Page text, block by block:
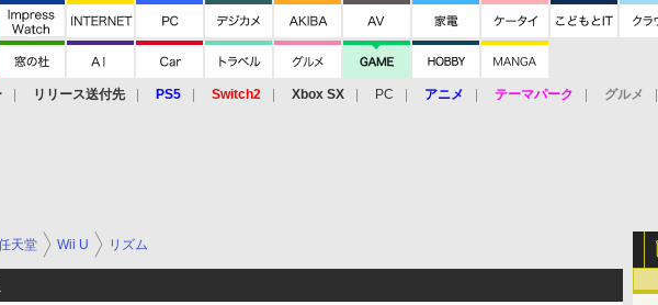
リリース送付先 PS5 Switch2 Xbox SX PC アニメ テーマパーク グルメ
天堂 Wii U リズム